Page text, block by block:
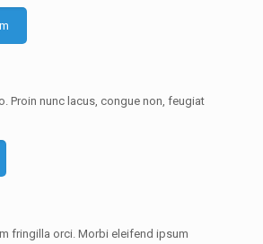
Proin nunc lacus, congue non, feugiat
fringilla orci. Morbi eleifend ipsum